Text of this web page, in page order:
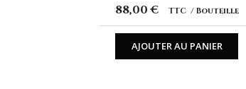
88,00 € TTC Bouteille
AJOUTER AU PANIER